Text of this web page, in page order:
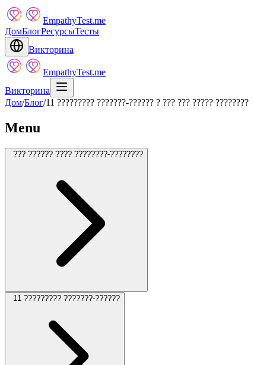
EmpathyTest.me
ДомБлогРесурсыТесты
Викторина
EmpathyTest.me
Викторина
Дом/Блог/11 ????????? ???????-?????? ? ??? ??? ????? ????????
Menu
??? ?????? ???? ????????-????????
11 ????????? ???????-??????